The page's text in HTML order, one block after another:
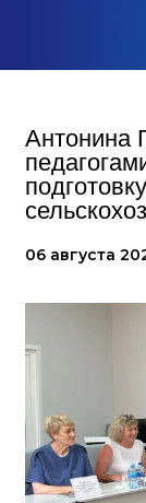
Антонина
06 августа